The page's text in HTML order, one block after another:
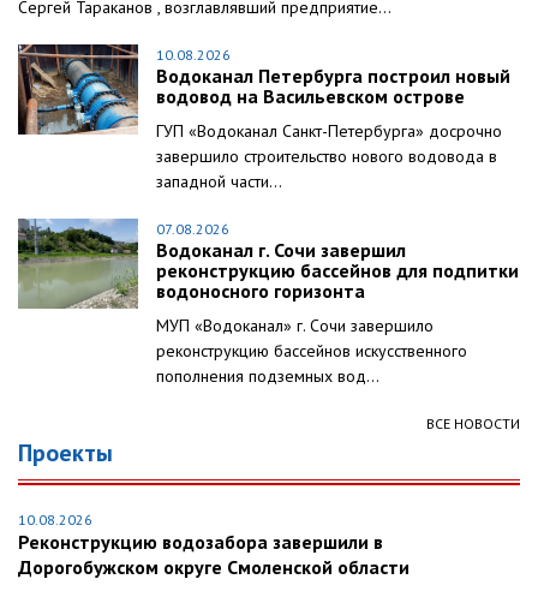
Сергей Тараканов , возглавлявший предприятие...
10.08.2026
Водоканал Петербурга построил новый
водовод на Васильевском острове
ГУП «Водоканал Санкт-Петербурга» досрочно
завершило строительство нового водовода в
западной части...
07.08.2026
Водоканал г. Сочи завершил
реконструкцию бассейнов для подпитки
водоносного горизонта
МУП «Водоканал» г. Сочи завершило
реконструкцию бассейнов искусственного
пополнения подземных вод...
ВСЕ НОВОСТИ
Проекты
10.08.2026
Реконструкцию водозабора завершили в
Дорогобужском округе Смоленской области